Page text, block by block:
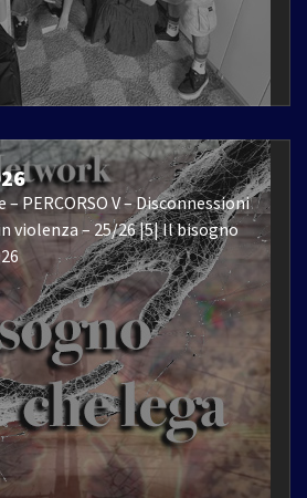
PERCORSO V – Disconnessioni
violenza – 25/26 |5| Il bisogno